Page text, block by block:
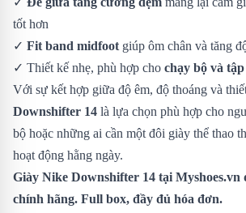
tốt hơn
✓ Fit band midfoot giúp ôm chân và tăng
✓ Thiết kế nhẹ, phù hợp cho chạy bộ và
Với sự kết hợp giữa độ êm, độ thoáng và
Downshifter 14 là lựa chọn phù hợp cho
bộ hoặc những ai cần một đôi giày thể thao
hoạt động hằng ngày.
Giày Nike Downshifter 14 tại Myshoes.vn
chính hãng. Full box, đầy đủ hóa đơn.